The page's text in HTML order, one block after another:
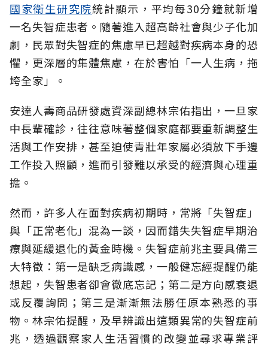
國家衛生研究院統計顯示，平均每30分鐘就新增
一名失智症患者。隨著進入超高齡社會與少子化加
劇，民眾對失智症的焦慮早已超越對疾病本身的恐
懼，更深層的集體焦慮，在於害怕「一人生病，拖
垮全家」。
安達人壽商品研發處資深副總林宗佑指出，一旦家
中長輩確診，往往意味著整個家庭都要重新調整生
活與工作安排，甚至迫使青壯年家屬必須放下手邊
工作投入照顧，進而引發難以承受的經濟與心理重
擔。
然而，許多人在面對疾病初期時，常將「失智症」
與「正常老化」混為一談，因而錯失失智症早期治
療與延緩退化的黃金時機。失智症前兆主要具備三
大特徵：第一是缺乏病識感，一般健忘經提醒仍能
想起，失智患者卻會徹底忘記；第二是方向感衰退
或反覆詢問；第三是漸漸無法勝任原本熟悉的事
物。林宗佑提醒，及早辨識出這類異常的失智症前
兆，透過觀察家人生活習慣的改變並尋求專業評